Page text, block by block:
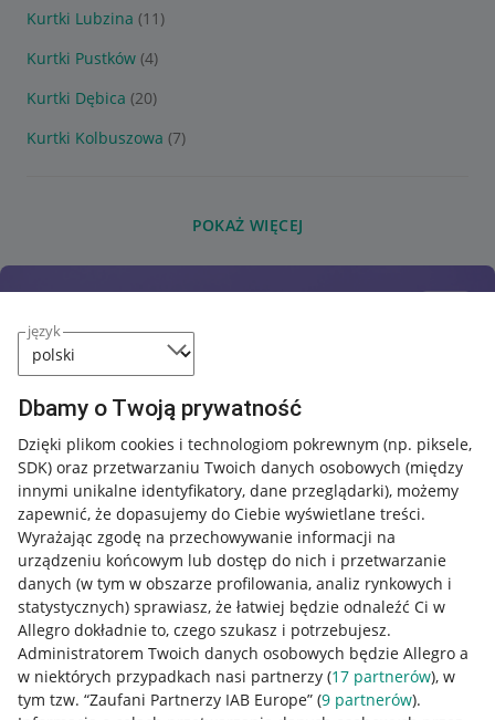
język
Dbamy o Twoją prywatność
Dzięki plikom cookies i technologiom pokrewnym (np. piksele,
SDK) oraz przetwarzaniu Twoich danych osobowych (między
innymi unikalne identyfikatory, dane przeglądarki), możemy
zapewnić, że dopasujemy do Ciebie wyświetlane treści.
Wyrażając zgodę na przechowywanie informacji na
urządzeniu końcowym lub dostęp do nich i przetwarzanie
danych (w tym w obszarze profilowania, analiz rynkowych i
statystycznych) sprawiasz, że łatwiej będzie odnaleźć Ci w
Allegro dokładnie to, czego szukasz i potrzebujesz.
Administratorem Twoich danych osobowych będzie Allegro a
w niektórych przypadkach nasi partnerzy (17 partnerów), w
tym tzw. “Zaufani Partnerzy IAB Europe” (9 partnerów).
Kurtki Lubzina (11)
Kurtki Pustków (4)
Kurtki Dębica (20)
Kurtki Kolbuszowa (7)
POKAŻ WIĘCEJ